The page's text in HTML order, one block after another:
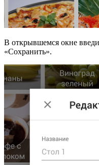
В открывшемся окне
«Сохранить».